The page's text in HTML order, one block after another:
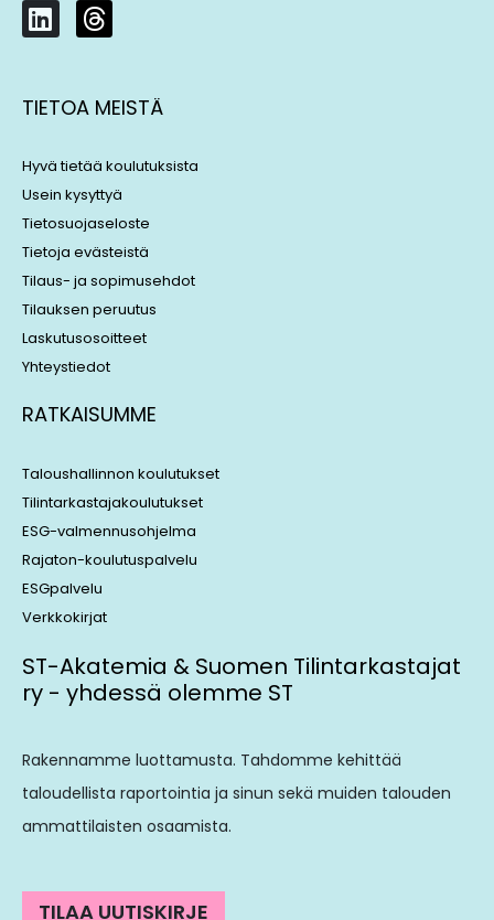
L
i
k
e
i
n
T
h
e
a
s
TIETOA MEISTÄ
Hyvä tietää koulutuksista
Usein kysyttyä
Tietosuojaseloste
Tietoja evästeistä
Tilaus- ja sopimusehdot
Tilauksen peruutus
Laskutusosoitteet
Yhteystiedot
RATKAISUMME
Taloushallinnon koulutukset
Tilintarkastajakoulutukset
ESG-valmennusohjelma
Rajaton-koulutuspalvelu
ESGpalvelu
Verkkokirjat
ST-Akatemia & Suomen Tilintarkastajat
ry - yhdessä olemme ST
Rakennamme luottamusta. Tahdomme kehittää
taloudellista raportointia ja sinun sekä muiden talouden
ammattilaisten osaamista.
TILAA UUTISKIRJE